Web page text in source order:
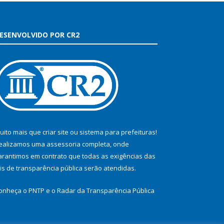
POR CR2
mais que criar site ou sistema para prefeituras!
uma assessoria completa, onde
em contrato que todas as exigências das
de transparência pública serão atendidas.
o PNTP e o Radar da Transparência Pública